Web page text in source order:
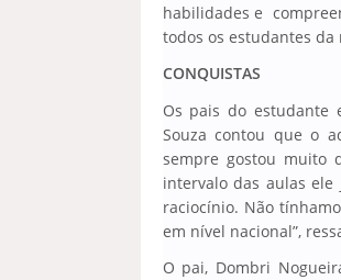
habilidades e
todos os estudantes
CONQUISTAS
Os pais do estudante
Souza contou que o
sempre gostou muito
intervalo das aulas
raciocínio. Não
em nível nacional”,
O pai, Dombri